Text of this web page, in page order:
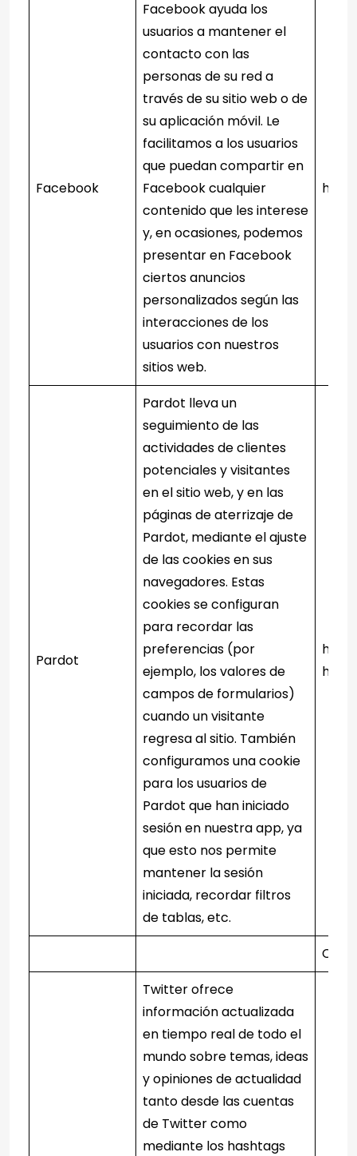
Facebook
Facebook ayuda los
usuarios a mantener el
contacto con las
personas de su red a
través de su sitio web o de
su aplicación móvil. Le
facilitamos a los usuarios
que puedan compartir en
Facebook cualquier
contenido que les interese
y, en ocasiones, podemos
presentar en Facebook
ciertos anuncios
personalizados según las
interacciones de los
usuarios con nuestros
sitios web.
Pardot
Pardot lleva un
seguimiento de las
actividades de clientes
potenciales y visitantes
en el sitio web, y en las
páginas de aterrizaje de
Pardot, mediante el ajuste
de las cookies en sus
navegadores. Estas
cookies se configuran
para recordar las
preferencias (por
ejemplo, los valores de
campos de formularios)
cuando un visitante
regresa al sitio. También
configuramos una cookie
para los usuarios de
Pardot que han iniciado
sesión en nuestra app, ya
que esto nos permite
mantener la sesión
iniciada, recordar filtros
de tablas, etc.
Twitter ofrece
información actualizada
en tiempo real de todo el
mundo sobre temas, ideas
y opiniones de actualidad
tanto desde las cuentas
de Twitter como
mediante los hashtags